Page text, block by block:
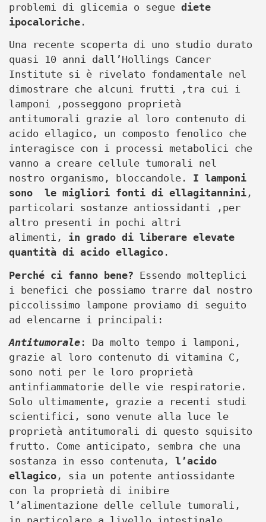
problemi di glicemia o segue diete
ipocaloriche .
Una recente scoperta di uno studio durato
quasi 10 anni dall’Hollings Cancer
Institute si è rivelato fondamentale nel
dimostrare che alcuni frutti ,tra cui i
lamponi ,posseggono proprietà
antitumorali grazie al loro contenuto di
acido ellagico, un composto fenolico che
interagisce con i processi metabolici che
vanno a creare cellule tumorali nel
nostro organismo, bloccandole. I lamponi
sono le migliori fonti di ellagitannini ,
particolari sostanze antiossidanti ,per
altro presenti in pochi altri
alimenti, in grado di liberare elevate
quantità di acido ellagico .
Perché ci fanno bene? Essendo molteplici
i benefici che possiamo trarre dal nostro
piccolissimo lampone proviamo di seguito
ad elencarne i principali:
Antitumorale : Da molto tempo i lamponi,
grazie al loro contenuto di vitamina C,
sono noti per le loro proprietà
antinfiammatorie delle vie respiratorie.
Solo ultimamente, grazie a recenti studi
scientifici, sono venute alla luce le
proprietà antitumorali di questo squisito
frutto. Come anticipato, sembra che una
sostanza in esso contenuta, l’acido
ellagico , sia un potente antiossidante
con la proprietà di inibire
l’alimentazione delle cellule tumorali,